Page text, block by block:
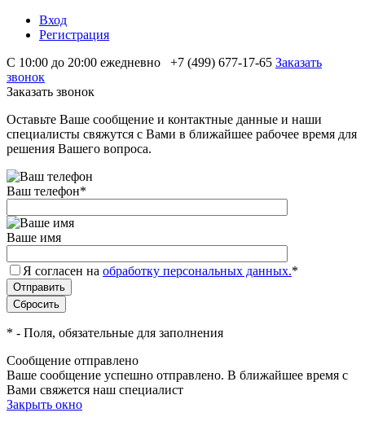
Вход
Регистрация
С 10:00 до 20:00 ежедневно
+7 (499) 677-17-65 Заказать
звонок
Заказать звонок
Оставьте Ваше сообщение и контактные данные и наши
специалисты свяжутся с Вами в ближайшее рабочее время для
решения Вашего вопроса.
Ваш телефон*
Ваше имя
Я согласен на обработку персональных данных.*
* - Поля, обязательные для заполнения
Сообщение отправлено
Ваше сообщение успешно отправлено. В ближайшее время с
Вами свяжется наш специалист
Закрыть окно